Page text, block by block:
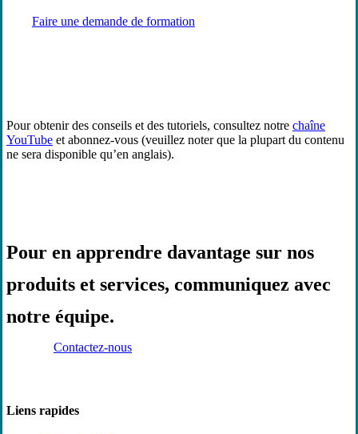
Faire une demande de formation
Pour obtenir des conseils et des tutoriels, consultez notre chaîne
YouTube et abonnez-vous (veuillez noter que la plupart du contenu
ne sera disponible qu’en anglais).
Pour en apprendre davantage sur nos
produits et services, communiquez avec
notre équipe.
Contactez-nous
Liens rapides